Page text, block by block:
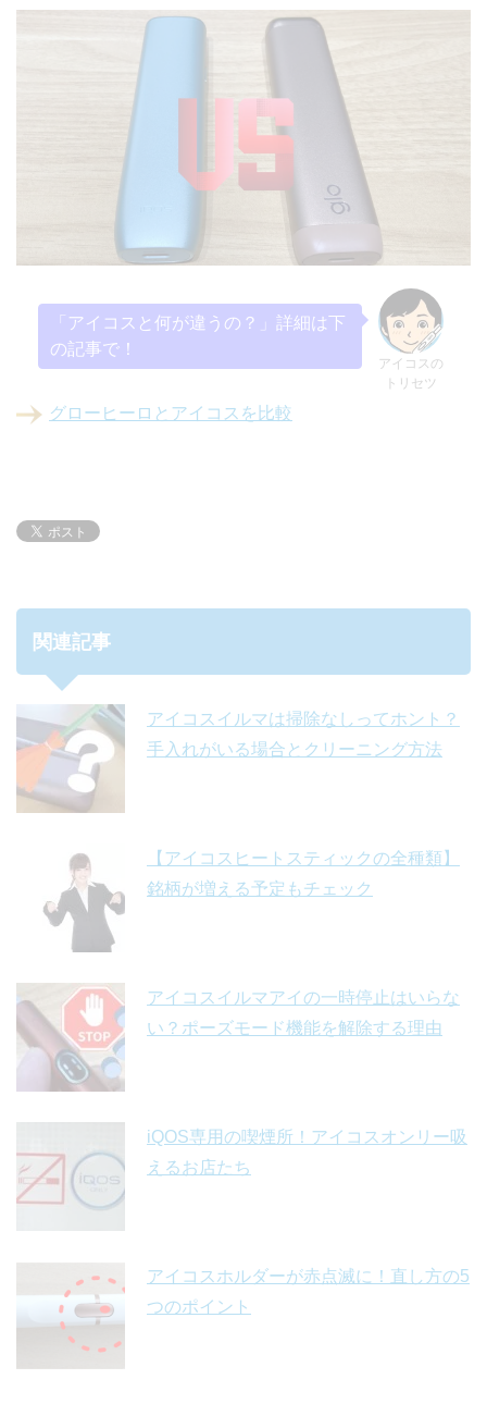
アイコスの
トリセツ
「アイコスと何が違うの？」詳細は下
の記事で！
グローヒーロとアイコスを比較
関連記事
アイコスイルマは掃除なしってホント？
手入れがいる場合とクリーニング方法
【アイコスヒートスティックの全種類】
銘柄が増える予定もチェック
アイコスイルマアイの一時停止はいらな
い？ポーズモード機能を解除する理由
iQOS専用の喫煙所！アイコスオンリー吸
えるお店たち
アイコスホルダーが赤点滅に！直し方の5
つのポイント